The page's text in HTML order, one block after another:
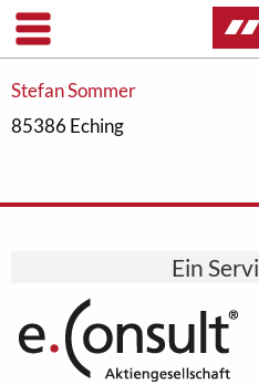
Stefan Sommer
85386 Eching
Ein